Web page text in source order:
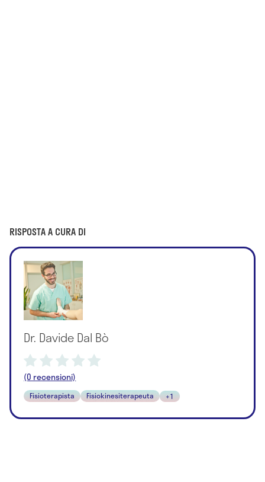
RISPOSTA A CURA DI
Dr. Davide Dal Bò
(0 recensioni)
Fisioterapista Fisiokinesiterapeuta +1